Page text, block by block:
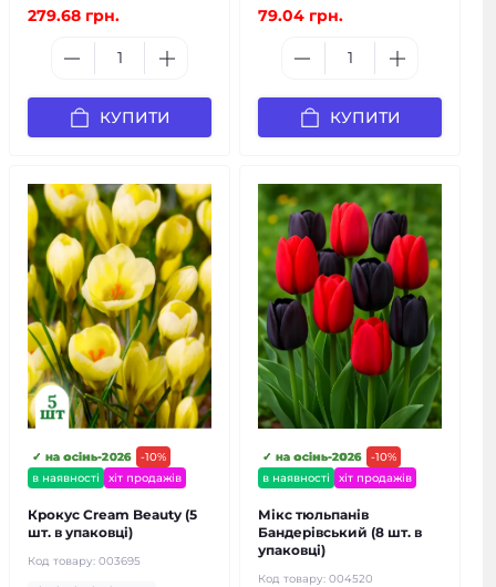
279.68 грн.
КУПИТИ
79.04 грн.
КУПИТИ
-10%
в наявності
✓ на осінь-2026
хіт продажів
Крокус Cream Beauty (5
шт. в упаковці)
Код товару: 003695
-10%
в наявності
✓ на осінь-2026
хіт продажів
Мікс тюльпанів
Бандерівський (8 шт. в
упаковці)
Код товару: 004520